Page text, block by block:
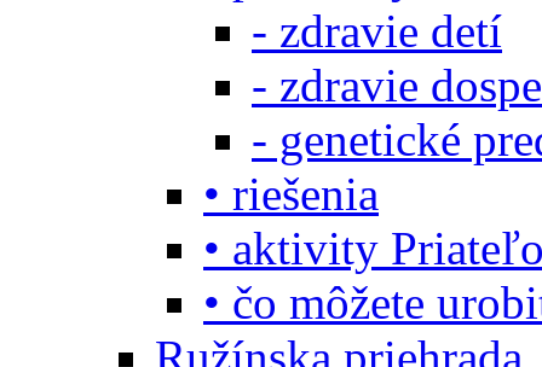
- zdravie detí
- zdravie
- genetické
• riešenia
• aktivity
• čo môžete
Ružínska priehrada